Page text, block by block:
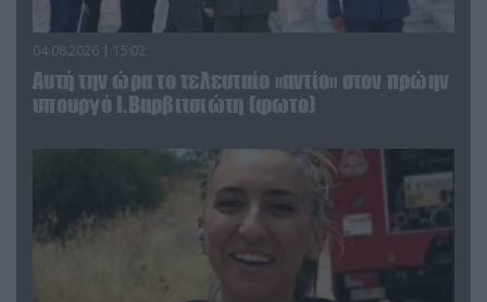
04.08.2026 | 15:02
Αυτή την ώρα το τελευταίο «αντίο» στον πρώην
υπουργό Ι.Βαρβιτσιώτη (φωτο)